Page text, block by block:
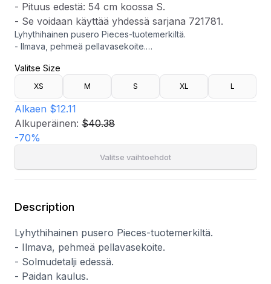
- Pituus edestä: 54 cm koossa S.
- Se voidaan käyttää yhdessä sarjana 721781.
Lyhythihainen pusero Pieces-tuotemerkiltä.
- Ilmava, pehmeä pellavasekoite.
- Paidan kaulus.
- Napit edessä.
- Taskut rinnassa.
- Laskosdetalji selässä.
- Pituus edestä: 54 cm koossa S.
- Se voidaan käyttää yhdessä sarjana 721781.
Valitse Size
XS M S XL L
Alkaen $12.11
Alkuperäinen: $40.38
-70%
Valitse vaihtoehdot
Description
Lyhythihainen pusero Pieces-tuotemerkiltä.
- Ilmava, pehmeä pellavasekoite.
- Solmudetalji edessä.
- Paidan kaulus.